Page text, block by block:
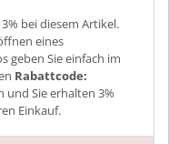
bei diesem Artikel.
eines
geben Sie einfach im
Rabattcode:
und Sie erhalten 3%
Einkauf.